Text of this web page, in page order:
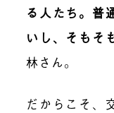
る人たち。普
いし、そもそ
林さん。
だからこそ、